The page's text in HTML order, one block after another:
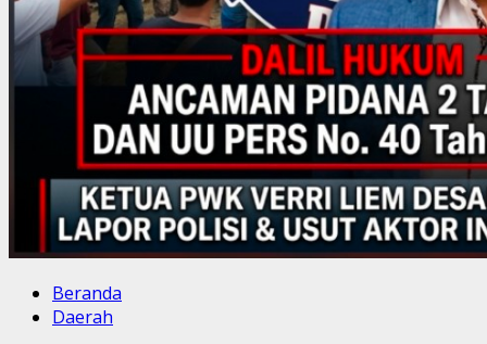
Beranda
Daerah